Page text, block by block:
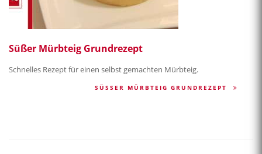
Süßer Mürbteig Grundrezept
Schnelles Rezept für einen selbst gemachten Mürbteig.
SÜSSER MÜRBTEIG GRUNDREZEPT